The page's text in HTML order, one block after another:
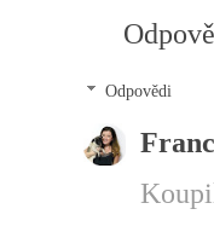
Odpovědi